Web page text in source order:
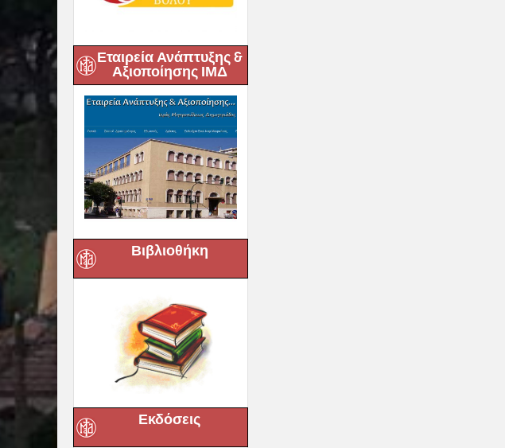
Εταιρεία Ανάπτυξης &
Αξιοποίησης ΙΜΔ
Βιβλιοθήκη
Εκδόσεις